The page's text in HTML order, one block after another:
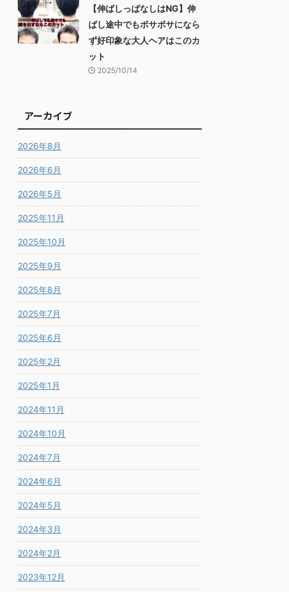
【伸ばしっぱなしはNG】伸
ばし途中でもボサボサになら
ず好印象な大人ヘアはこのカ
ット
2025/10/14
アーカイブ
2026年8月
2026年6月
2026年5月
2025年11月
2025年10月
2025年9月
2025年8月
2025年7月
2025年6月
2025年2月
2025年1月
2024年11月
2024年10月
2024年7月
2024年6月
2024年5月
2024年3月
2024年2月
2023年12月